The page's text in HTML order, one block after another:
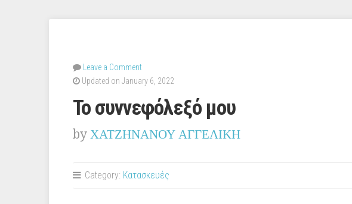
Leave a Comment
Updated on January 6, 2022
Το συννεφόλεξό μου
by ΧΑΤΖΗΝΑΝΟΥ ΑΓΓΕΛΙΚΗ
Category: Κατασκευές